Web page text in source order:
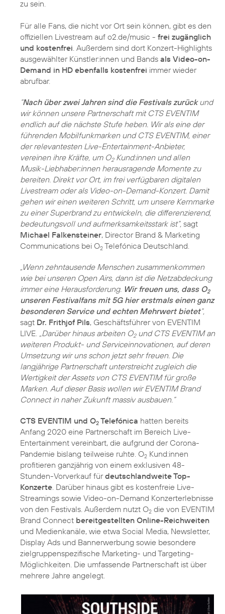
zu sein.
Für alle Fans, die nicht vor Ort sein können, gibt es den
offiziellen Livestream auf o2.de/music - frei zugänglich
und kostenfrei . Außerdem sind dort Konzert-Highlights
ausgewählter Künstler:innen und Bands als Video-on-
Demand in HD ebenfalls kostenfrei immer wieder
abrufbar.
“Nach über zwei Jahren sind die Festivals zurückund
wir können unsere Partnerschaft mit CTS EVENTIM
endlich auf die nächste Stufe heben. Wir als eine der
führenden Mobilfunkmarken und CTS EVENTIM, einer
der relevantesten Live-Entertainment-Anbieter,
vereinen ihre Kräfte, um O2Kund:innen und allen
Musik-Liebhaber:innen herausragende Momente zu
bereiten. Direkt vor Ort, im frei verfügbaren digitalen
Livestream oder als Video-on-Demand-Konzert. Damit
gehen wir einen weiteren Schritt, um unsere Kernmarke
zu einer Superbrand zu entwickeln, die differenzierend,
bedeutungsvoll und aufmerksamkeitsstark ist“, sagt
Michael Falkensteiner, Director Brand & Marketing
Communications bei O2 Telefónica Deutschland.
„Wenn zehntausende Menschen zusammenkommen
wie bei unseren Open Airs, dann ist die Netzabdeckung
immer eine Herausforderung. Wir freuen uns, dass O2
unseren Festivalfans mit 5G hier erstmals einen ganz
besonderen Service und echten Mehrwert bietet“,
sagt Dr. Frithjof Pils, Geschäftsführer von EVENTIM
LIVE.
„Darüber hinaus arbeiten O2und CTS EVENTIM an
weiteren Produkt- und Serviceinnovationen, auf deren
Umsetzung wir uns schon jetzt sehr freuen. Die
langjährige Partnerschaft unterstreicht zugleich die
Wertigkeit der Assets von CTS EVENTIM für große
Marken. Auf dieser Basis wollen wir EVENTIM Brand
Connect in naher Zukunft massiv ausbauen.“
CTS EVENTIM und O2 Telefónica hatten bereits
Anfang 2020 eine Partnerschaft im Bereich Live-
Entertainment vereinbart, die aufgrund der Corona-
Pandemie bislang teilweise ruhte. O2 Kund:innen
profitieren ganzjährig von einem exklusiven 48-
Stunden-Vorverkauf fürdeutschlandweite Top-
Konzerte . Darüber hinaus gibt es kostenfreie Live-
Streamings sowie Video-on-Demand Konzerterlebnisse
von den Festivals. Außerdem nutzt O2 die von EVENTIM
Brand Connect bereitgestellten Online-Reichweiten
und Medienkanäle, wie etwa Social Media, Newsletter,
Display Ads und Bannerwerbung sowie besondere
zielgruppenspezifische Marketing- und Targeting-
Möglichkeiten. Die umfassende Partnerschaft ist über
mehrere Jahre angelegt.